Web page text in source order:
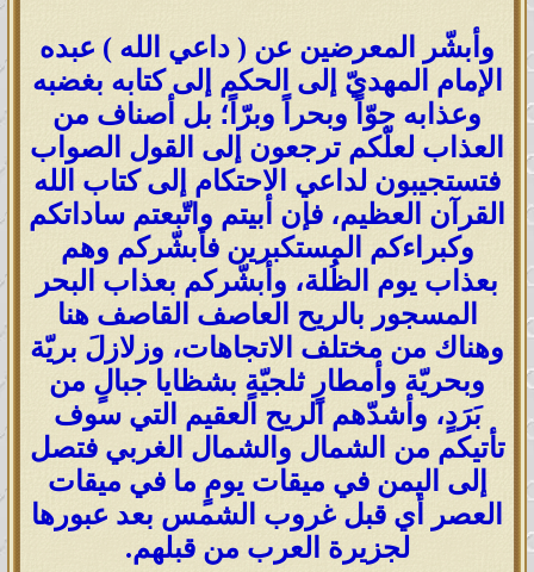
وأبشّر المعرضين عن ( داعي الله ) عبده
الإمام المهديّ إلى الحكم إلى كتابه بغضبه
وعذابه جوّاً وبحراً وبرّاً؛ بل أصناف من
العذاب لعلّكم ترجعون إلى القول الصواب
فتستجيبون لداعي الاحتكام إلى كتاب الله
القرآن العظيم، فإن أبيتم واتّبعتم ساداتكم
وكبراءكم المستكبرين فأبشّركم وهم
بعذاب يوم الظُلة، وأبشّركم بعذاب البحر
المسجور بالريح العاصف القاصف هنا
وهناك من مختلف الاتجاهات، وزلازلَ بريّة
وبحريّة وأمطارٍ ثلجيّةٍ بشظايا جبالٍ من
بَرَدٍ، وأشدّهم الريح العقيم التي سوف
تأتيكم من الشمال والشمال الغربي فتصل
إلى اليمن في ميقات يومٍ ما في ميقات
العصر أي قبل غروب الشمس بعد عبورها
لجزيرة العرب من قبلهم.